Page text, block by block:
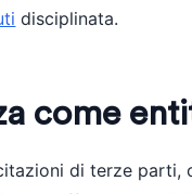
disciplinata.
come
di terze parti,